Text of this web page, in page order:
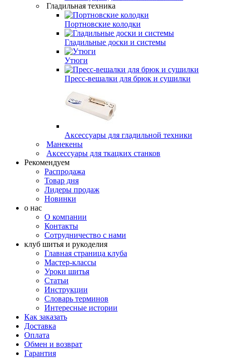
Гладильная техника
Портновские колодки
Гладильные доски и системы
Утюги
Пресс-вешалки для брюк и сушилки
Аксессуары для гладильной техники
Манекены
Аксессуары для ткацких станков
Рекомендуем
Распродажа
Товар дня
Лидеры продаж
Новинки
о нас
О компании
Контакты
Сотрудничество с нами
клуб шитья и рукоделия
Главная страница клуба
Мастер-классы
Уроки шитья
Статьи
Инструкции
Словарь терминов
Интересные истории
Как заказать
Доставка
Оплата
Обмен и возврат
Гарантия